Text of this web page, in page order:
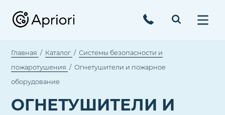
Главная Каталог
Системы безопасности и
пожаротушения
Огнетушители и пожарное
оборудование
ОГНЕТУШИТЕЛИ И